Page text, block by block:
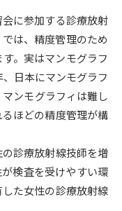
ール全国一斉進学調査
学問検索
に参加する診療放射
は、精度管理のため
。実はマンモグラフ
日本にマンモグラフ
ンモグラフィは難し
ほどの精度管理が構
診療放射線技師を増
検査を受けやすい環
た女性の診療放射線